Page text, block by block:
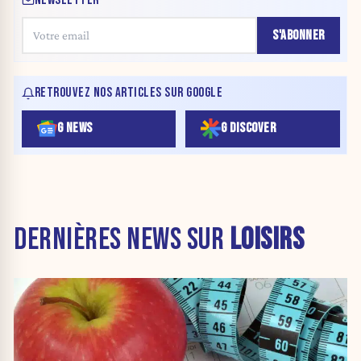
S'ABONNER
RETROUVEZ NOS ARTICLES SUR GOOGLE
G NEWS G DISCOVER
DERNIÈRES NEWS SUR LOISIRS